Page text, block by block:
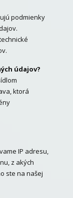
podmienky
údajov?
ktorá
IP adresu,
z akých
ste na našej